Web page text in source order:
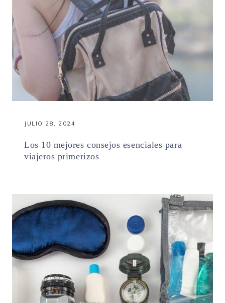
JULIO 28, 2024
Los 10 mejores consejos esenciales para
viajeros primerizos